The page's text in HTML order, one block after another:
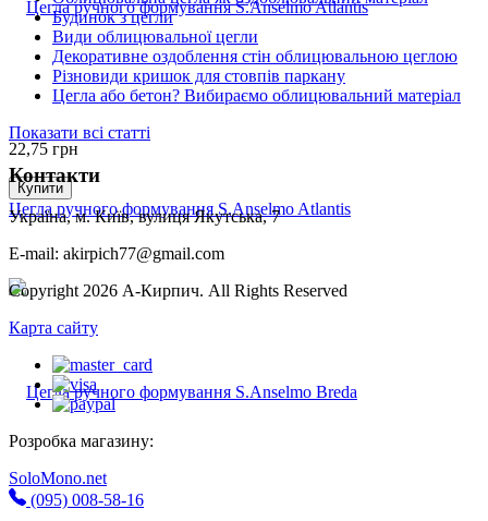
22,75 грн
Купити
Цегла ручного формування S.Anselmo Atlantis
Будинок з цегли
Види облицювальної цегли
Декоративне оздоблення стін облицювальною цеглою
Різновиди кришок для стовпів паркану
Цегла або бетон? Вибираємо облицювальний матеріал
Показати всі статті
Контакти
Україна, м. Київ, вулиця Якутська, 7
E-mail: akirpich77@gmail.com
Copyright 2026 А-Кирпич. All Rights Reserved
Карта сайту
Розробка магазину:
SoloMono.net
(095) 008-58-16